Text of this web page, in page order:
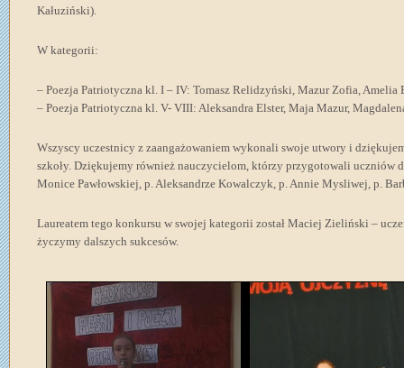
Kałuziński).
W kategorii:
– Poezja Patriotyczna kl. I – IV: Tomasz Relidzyński, Mazur Zofia, Amelia
– Poezja Patriotyczna kl. V- VIII: Aleksandra Elster, Maja Mazur,
Wszyscy uczestnicy z zaangażowaniem wykonali swoje utwory i
szkoły. Dziękujemy również nauczycielom, którzy przygotowali uczniów
Monice Pawłowskiej, p. Aleksandrze Kowalczyk, p. Annie Mysliwej, p.
Laureatem tego konkursu w swojej kategorii został Maciej Zieliński –
życzymy dalszych sukcesów.